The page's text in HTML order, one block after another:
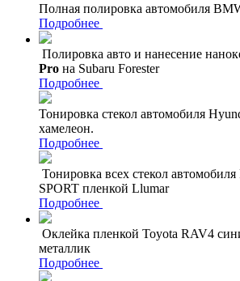
Полная полировка автомобиля
Подробнее
Полировка авто и нанесение
Pro на Subaru Forester
Подробнее
Тонировка стекол автомобиля
хамелеон.
Подробнее
Тонировка всех стекол
SPORT пленкой Llumar
Подробнее
Оклейка пленкой Toyota RAV4
металлик
Подробнее